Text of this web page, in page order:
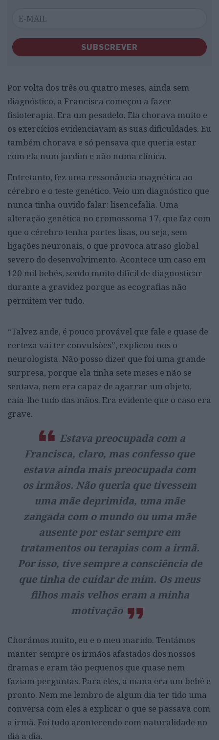
SUBSCREVER
Por volta dos três ou quatro meses, ainda sem
diagnóstico, a Francisca começou a fazer
fisioterapia. Era um pesadelo. Ela chorava muito e
os exercícios evidenciavam as suas dificuldades. Eu
também chorava e só pensava que queria estar
com ela num jardim e não numa clínica.
Entretanto, fez uma ressonância magnética ao
cérebro e o teste genético. Veio um diagnóstico que
nunca tinha ouvido falar: lisencefalia. Uma
alteração genética no cromossoma 17, que faz com
que o cérebro tenha partes lisas, ou seja, sem
ligações neuronais, o que provoca atraso global
severo do desenvolvimento. Acontece um caso em
120 mil bebés, sendo muito difícil de diagnosticar
durante a gravidez porque as ecografias não
permitem ver tudo.
“Talvez ande, é pouco provável que fale e quase de
certeza vai ter convulsões”, explicou-nos o
neurologista. Não posso dizer que foi uma grande
surpresa, porque ela tinha sete meses e não se
sentava, nem era capaz de agarrar um objeto,
caía-lhe tudo das mãos. Era evidente que o caso era
grave.
Estava preocupada com a
Francisca, claro, mas confesso que
estava ainda mais preocupada com
os irmãos. Não queria que tivessem
uma mãe deprimida, uma mãe
zangada com o mundo ou uma mãe
ausente por estar sempre em
tratamentos ou terapias com a irmã.
Por isso, tive sempre a consciência de
que tinha de cuidar de mim. Os meus
filhos mais velhos eram a minha
motivação
Chorámos muito, eu e o meu marido. Tentámos
manter sempre os irmãos afastados dos nossos
dramas e eram tão pequenos que quase nem
faziam perguntas. Para eles, a mana era um bebé e
pronto. Nem me lembro de algum dia ter tido uma
conversa com eles a explicar o que se passava com
a irmã. Foi tudo acontecendo com naturalidade no
dia a dia.